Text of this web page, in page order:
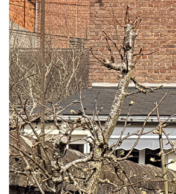
Description
Réf : 8
Située dans un quartier
immédiate du centre-ville, venez
maison d'environ 90 m² offrant
et des charges faibles.
Au rez-de-chaussée, vous
ouverte, équipée et aménagée,